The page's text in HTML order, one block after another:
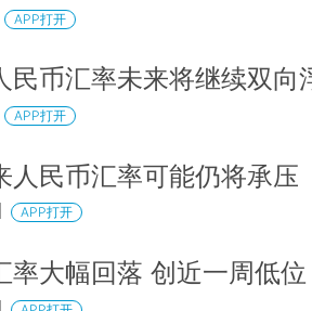
APP打开
民币汇率未来将继续双向
APP打开
人民币汇率可能仍将承压
APP打开
率大幅回落 创近一周低位